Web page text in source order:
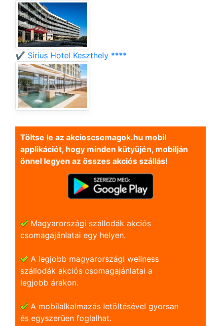
✔️ Sirius Hotel Keszthely ****
Töltse le az akcioscsomagok.hu mobil
applikációt, hogy minden kütyüjén, mobilján
önnel legyen az összes akciós szállás!
Magyarországi szállodák akciós
csomagajánlatai egy helyen.
A legjobb magyarországi wellness
szállodák akciós csomagajánlatai a
legjobb árakon.
A mobilalkalmazás letöltésével gyorsan
és egyszerũen foglalhat.